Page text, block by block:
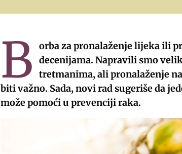
B
orba za pronalaženje lijeka ili
decenijama. Napravili smo
tretmanima, ali pronalaženje
biti važno. Sada, novi rad sugeriše da
može pomoći u prevenciji raka.